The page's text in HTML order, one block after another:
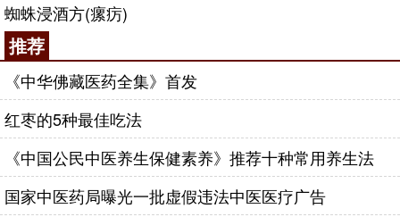
蜘蛛浸酒方(瘰疠)
推荐
《中华佛藏医药全集》首发
红枣的5种最佳吃法
《中国公民中医养生保健素养》推荐十种常用养生法
国家中医药局曝光一批虚假违法中医医疗广告